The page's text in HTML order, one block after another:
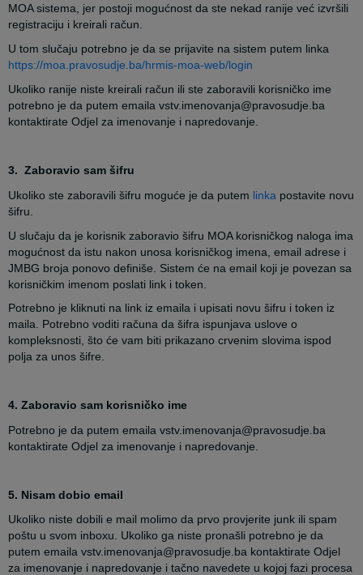
MOA sistema, jer postoji mogućnost da ste nekad ranije već izvršili
registraciju i kreirali račun.
U tom slučaju potrebno je da se prijavite na sistem putem linka
https://moa.pravosudje.ba/hrmis-moa-web/login
Ukoliko ranije niste kreirali račun ili ste zaboravili korisničko ime
potrebno je da putem emaila vstv.imenovanja@pravosudje.ba
kontaktirate Odjel za imenovanje i napredovanje.
3. Zaboravio sam šifru
Ukoliko ste zaboravili šifru moguće je da putem linka postavite novu
šifru.
U slučaju da je korisnik zaboravio šifru MOA korisničkog naloga ima
mogućnost da istu nakon unosa korisničkog imena, email adrese i
JMBG broja ponovo definiše. Sistem će na email koji je povezan sa
korisničkim imenom poslati link i token.
Potrebno je kliknuti na link iz emaila i upisati novu šifru i token iz
maila. Potrebno voditi računa da šifra ispunjava uslove o
kompleksnosti, što će vam biti prikazano crvenim slovima ispod
polja za unos šifre.
4. Zaboravio sam korisničko ime
Potrebno je da putem emaila vstv.imenovanja@pravosudje.ba
kontaktirate Odjel za imenovanje i napredovanje.
5. Nisam dobio email
Ukoliko niste dobili e mail molimo da prvo provjerite junk ili spam
poštu u svom inboxu. Ukoliko ga niste pronašli potrebno je da
putem emaila vstv.imenovanja@pravosudje.ba kontaktirate Odjel
za imenovanje i napredovanje i tačno navedete u kojoj fazi procesa